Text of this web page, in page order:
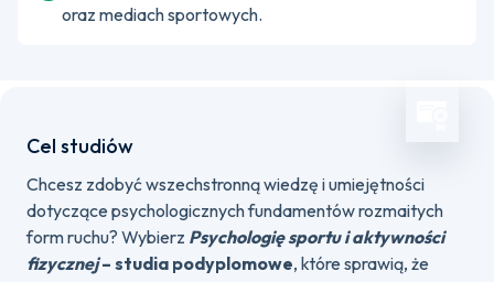
oraz mediach sportowych.
Cel studiów
Chcesz zdobyć wszechstronną wiedzę i umiejętności
dotyczące psychologicznych fundamentów rozmaitych
form ruchu? Wybierz Psychologię sportu i aktywności
fizycznej– studia podyplomowe, które sprawią, że